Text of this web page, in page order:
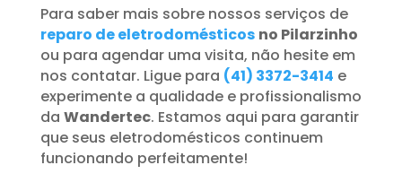
Para saber mais sobre nossos serviços de
reparo de eletrodomésticos no Pilarzinho
ou para agendar uma visita, não hesite em
nos contatar. Ligue para (41) 3372-3414 e
experimente a qualidade e profissionalismo
da Wandertec. Estamos aqui para garantir
que seus eletrodomésticos continuem
funcionando perfeitamente!